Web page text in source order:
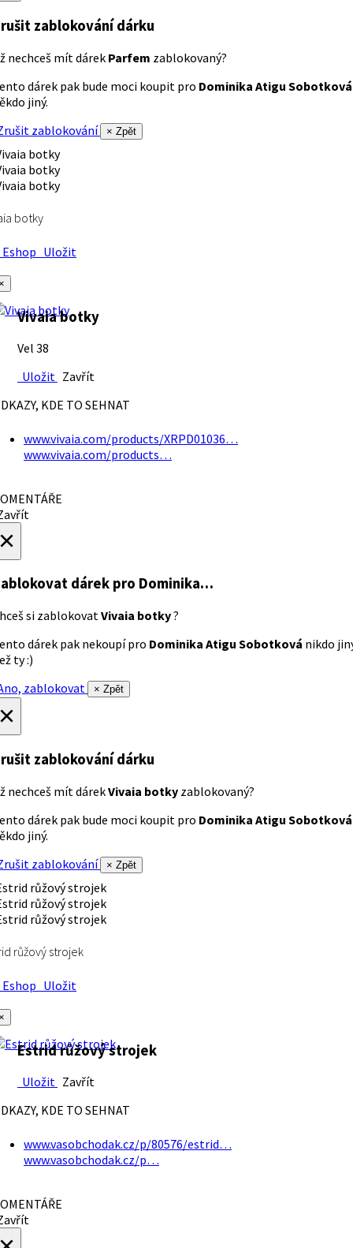
zablokování dárku
nechceš mít dárek Parfem zablokovaný?
dárek pak bude moci koupit pro Dominika Atigu Sobotková
jiný.
zablokování
× Zpět
botky
Uložit
Vivaia botky
Vel 38
Uložit Zavřít
KDE TO SEHNAT
www.vivaia.com/products/XRPD01036…
www.vivaia.com/products…
dárek pro Dominika…
si zablokovatVivaia botky?
dárek pak nekoupí pro Dominika Atigu Sobotková nikdo
ty :)
zablokovat
× Zpět
zablokování dárku
nechceš mít dárekVivaia botky zablokovaný?
dárek pak bude moci koupit pro Dominika Atigu Sobotková
jiný.
zablokování
× Zpět
růžový strojek
Uložit
Estrid růžový strojek
Uložit Zavřít
KDE TO SEHNAT
www.vasobchodak.cz/p/80576/estrid…
www.vasobchodak.cz/p…